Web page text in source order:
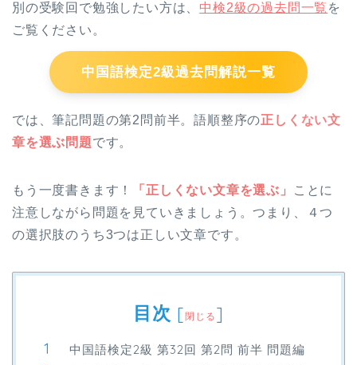
別の受験回で勉強したい方は、 中検2級の過去問一覧 を
ご覧ください。
中国語検定2級過去問解説一覧
では、筆記問題の第2問前半。語順整序の正しくない文
章を選ぶ問題です。
もう一度書きます！ 「正しくない文章を選ぶ」
ことに
注意しながら問題を見ていきましょう。つまり、４つ
の選択肢のうち3つは正しい文章です。
目次 [ 閉じる ]
中国語検定2級 第32回 第2問 前半 問題編